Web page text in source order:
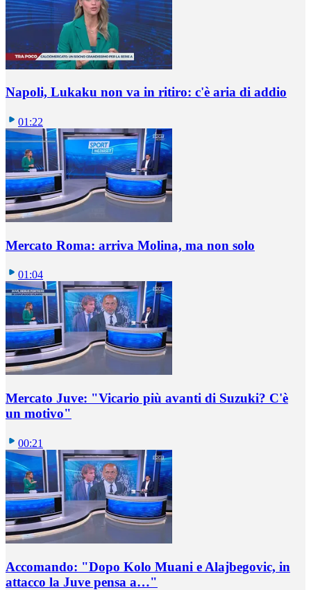
Napoli, Lukaku non va in ritiro: c'è aria di addio
01:22
Mercato Roma: arriva Molina, ma non solo
01:04
Mercato Juve: "Vicario più avanti di Suzuki? C'è
un motivo"
00:21
Accomando: "Dopo Kolo Muani e Alajbegovic, in
attacco la Juve pensa a…"